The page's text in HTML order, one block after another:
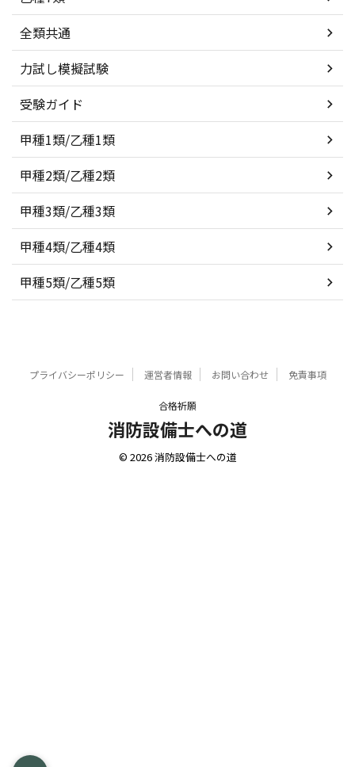
全類共通
力試し模擬試験
受験ガイド
甲種1類/乙種1類
甲種2類/乙種2類
甲種3類/乙種3類
甲種4類/乙種4類
甲種5類/乙種5類
プライバシーポリシー 運営者情報 お問い合わせ 免責事項
合格祈願
消防設備士への道
© 2026 消防設備士への道